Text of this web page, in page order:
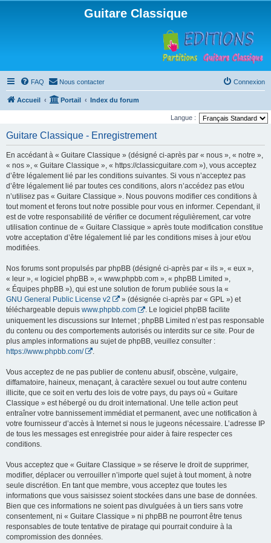
Guitare Classique
FAQ Nous contacter Connexion
Accueil Portail Index du forum
Langue :
Guitare Classique - Enregistrement
En accédant à « Guitare Classique » (désigné ci-après par « nous », « notre »,
« nos », « Guitare Classique », « https://classicguitare.com »), vous acceptez
d’être légalement lié par les conditions suivantes. Si vous n’acceptez pas
d’être légalement lié par toutes ces conditions, alors n’accédez pas et/ou
n’utilisez pas « Guitare Classique ». Nous pouvons modifier ces conditions à
tout moment et ferons tout notre possible pour vous en informer. Cependant, il
est de votre responsabilité de vérifier ce document régulièrement, car votre
utilisation continue de « Guitare Classique » après toute modification constitue
votre acceptation d’être légalement lié par les conditions mises à jour et/ou
modifiées.
Nos forums sont propulsés par phpBB (désigné ci-après par « ils », « eux »,
« leur », « logiciel phpBB », « www.phpbb.com », « phpBB Limited »,
« Équipes phpBB »), qui est une solution de forum publiée sous la «
GNU General Public License v2
» (désignée ci-après par « GPL ») et
téléchargeable depuis www.phpbb.com
. Le logiciel phpBB facilite
uniquement les discussions sur Internet ; phpBB Limited n’est pas responsable
du contenu ou des comportements autorisés ou interdits sur ce site. Pour de
plus amples informations au sujet de phpBB, veuillez consulter :
https://www.phpbb.com/
Vous acceptez de ne pas publier de contenu abusif, obscène, vulgaire,
diffamatoire, haineux, menaçant, à caractère sexuel ou tout autre contenu
illicite, que ce soit en vertu des lois de votre pays, du pays où « Guitare
Classique » est hébergé ou du droit international. Une telle action peut
entraîner votre bannissement immédiat et permanent, avec une notification à
votre fournisseur d’accès à Internet si nous le jugeons nécessaire. L’adresse IP
de tous les messages est enregistrée pour aider à faire respecter ces
conditions.
Vous acceptez que « Guitare Classique » se réserve le droit de supprimer,
modifier, déplacer ou verrouiller n’importe quel sujet à tout moment, à notre
seule discrétion. En tant que membre, vous acceptez que toutes les
informations que vous saisissez soient stockées dans une base de données.
Bien que ces informations ne soient pas divulguées à un tiers sans votre
consentement, ni « Guitare Classique » ni phpBB ne pourront être tenus
responsables de toute tentative de piratage qui pourrait conduire à la
compromission des données.